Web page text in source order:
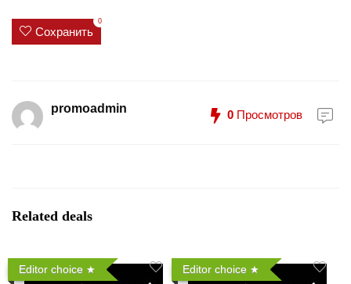
Сохранить
0
promoadmin 0 Просмотров
Related deals
Editor choice Editor choice